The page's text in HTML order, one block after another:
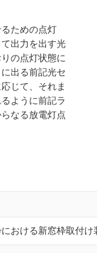
ための点灯
出力を出す光
の点灯状態に
出る前記光セ
じて、それま
ように前記ラ
なる放電灯点
おける新窓枠取付け